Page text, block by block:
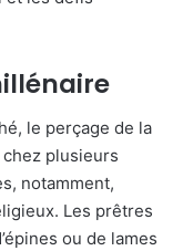
le perçage de la
plusieurs
notamment,
Les prêtres
ou de lames